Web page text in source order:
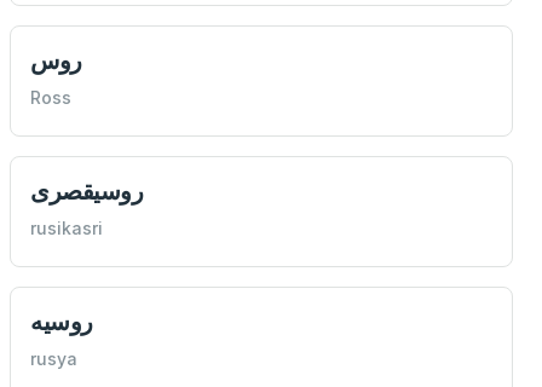
روس
Ross
روسيقصری
rusikasri
روسيه
rusya